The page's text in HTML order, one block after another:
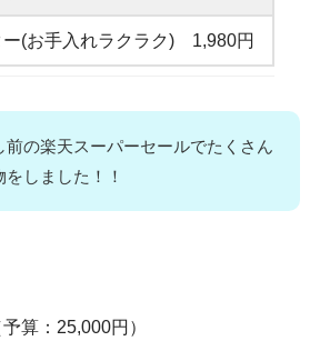
(お手入れラクラク) 1,980円
前の楽天スーパーセールでたくさん
をしました！！
算：25,000円）